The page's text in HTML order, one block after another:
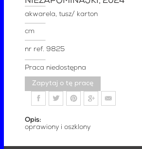
akwarela, tusz/ karton
cm
nr ref.9825
Praca niedostępna
Zapytaj o tę pracę
Opis:
oprawiony i oszklony